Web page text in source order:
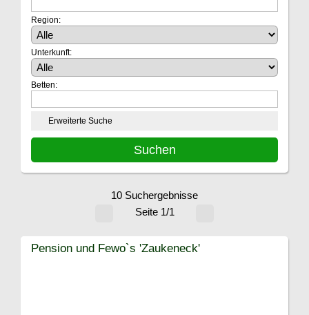
Region:
Unterkunft:
Betten:
Erweiterte Suche
10 Suchergebnisse
Seite 1/1
Pension und Fewo`s 'Zaukeneck'